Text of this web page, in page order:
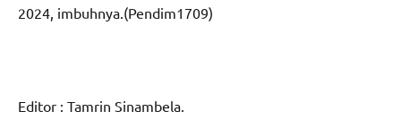
2024, imbuhnya.(Pendim1709)
Editor : Tamrin Sinambela.